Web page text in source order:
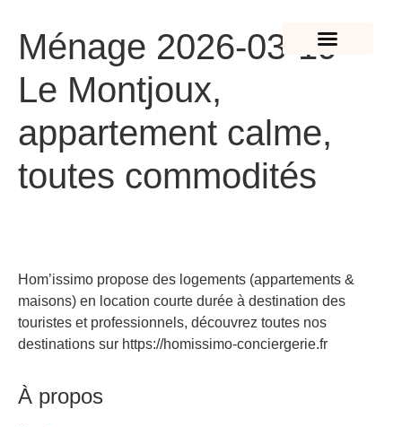
Ménage 2026-03-19 –
Le Montjoux,
appartement calme,
toutes commodités
Hom’issimo propose des logements (appartements &
maisons) en location courte durée à destination des
touristes et professionnels, découvrez toutes nos
destinations sur https://homissimo-conciergerie.fr
À propos